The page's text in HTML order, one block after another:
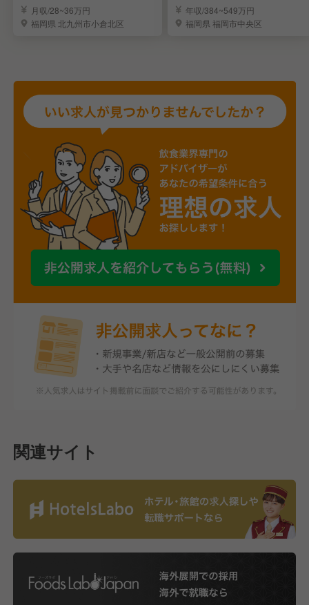
月収/28~36万円
福岡県 北九州市小倉北区
週休2日制】
年収/384~549万円
福岡県 福岡市中央区
関連サイト